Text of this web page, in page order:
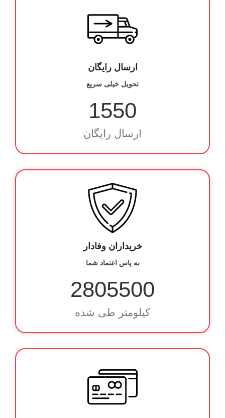
ارسال رایگان
تحویل خیلی سریع
1550
ارسال رایگان
خریداران وفادار
به پاس اعتماد شما
2805500
کیلومتر طی شده